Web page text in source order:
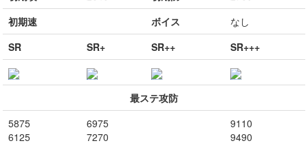
初期速
ボイス
なし
SR
SR+ SR++ SR+++
最ステ攻防
5875
6125
6975
7270
9110
9490